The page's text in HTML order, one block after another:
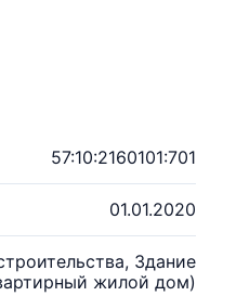
57:10:2160101:701
01.01.2020
Здание
жилой дом)